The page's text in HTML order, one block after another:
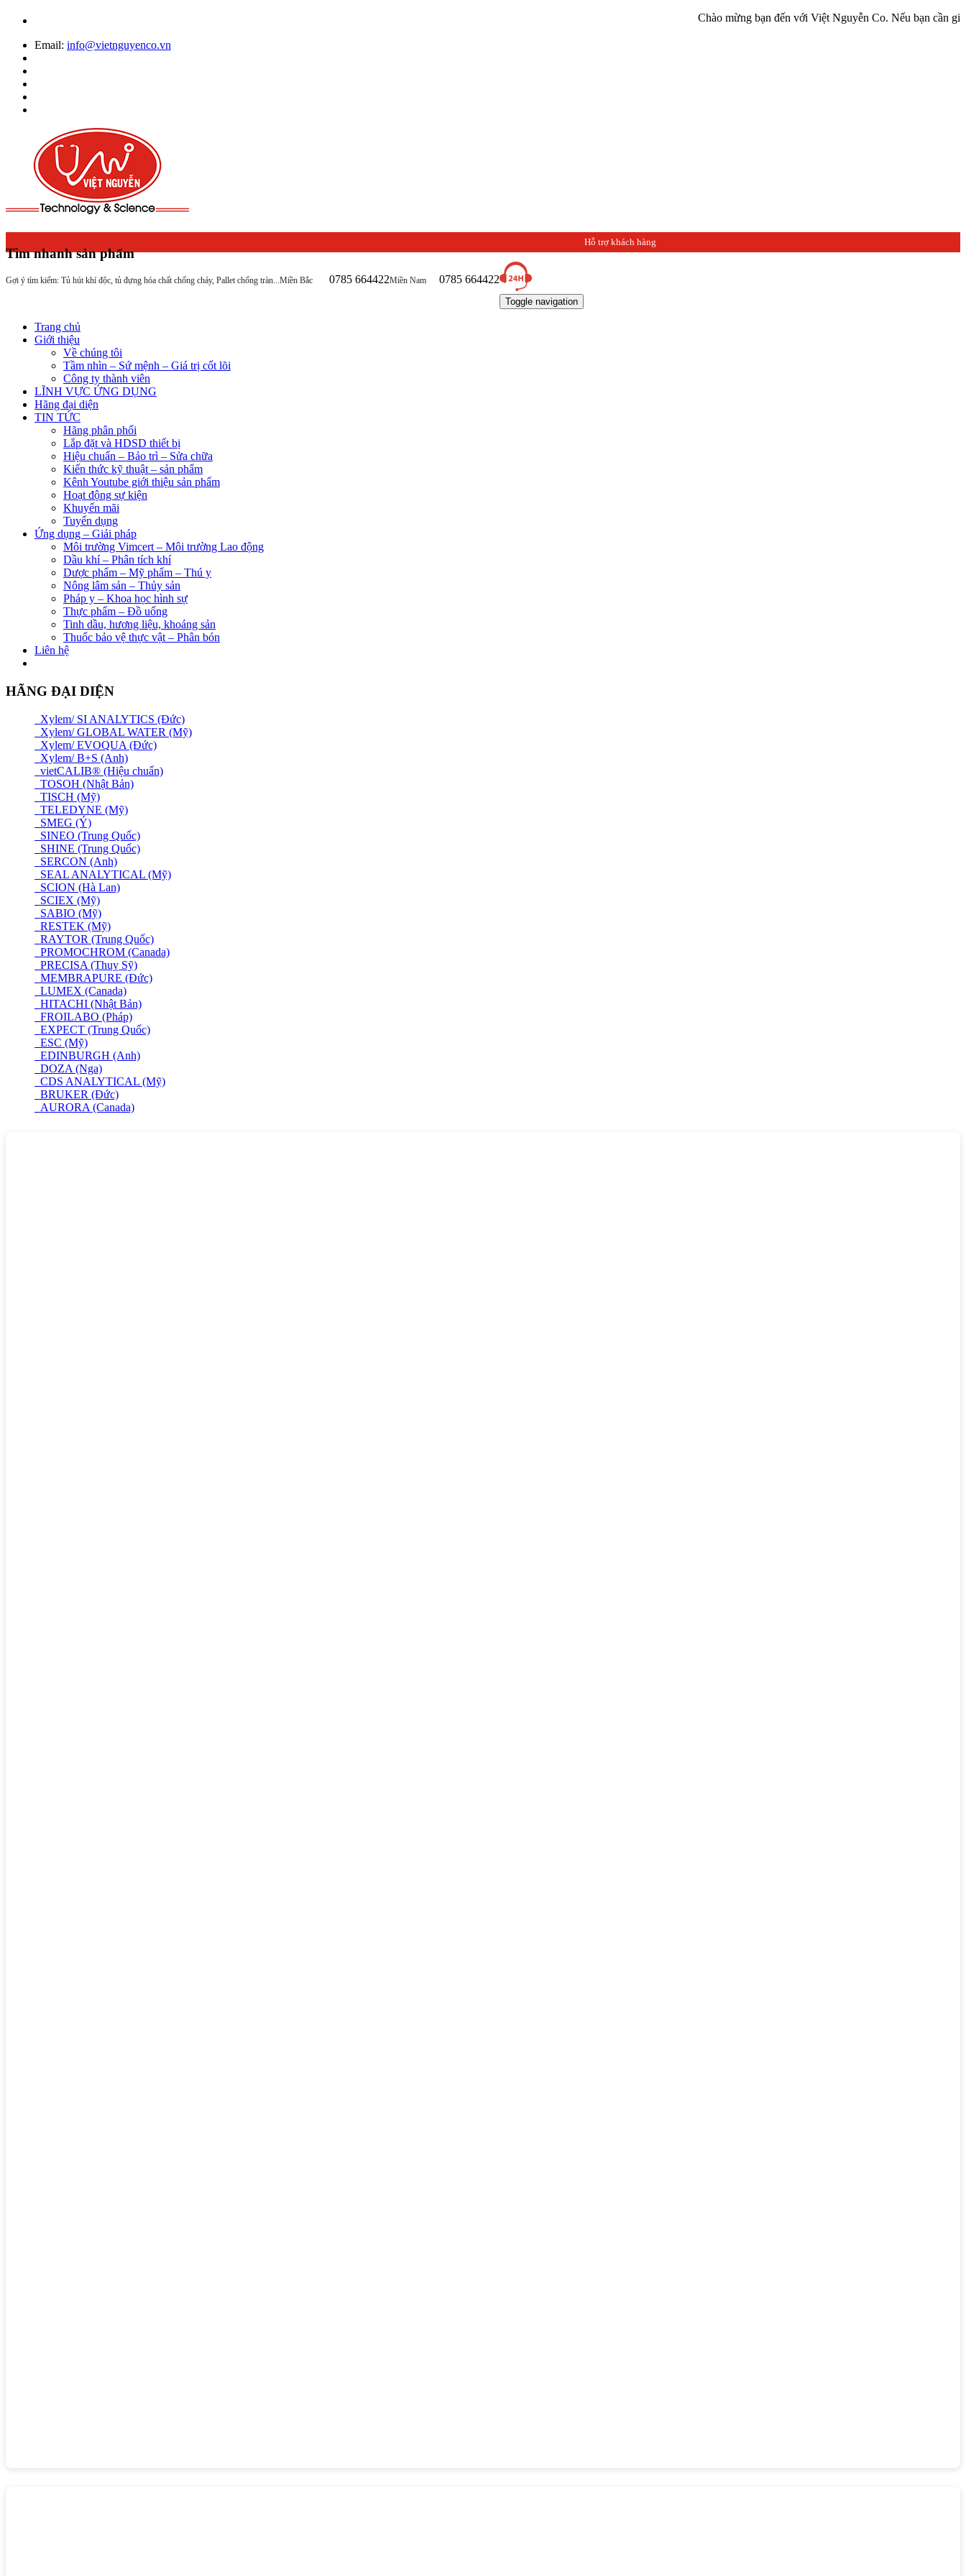
Chào mừng bạn đến với Việt Nguyễn Co. Nếu bạn cần giúp đỡ
Email: info@vietnguyenco.vn
Tìm nhanh sản phẩm
Gợi ý tìm kiếm: Tủ hút khí độc, tủ đựng hóa chất chống cháy, Pallet chống tràn...
Hỗ trợ khách hàng
Miền Bắc 0785 664422Miền Nam 0785 664422
Toggle navigation
Trang chủ
Giới thiệu
Về chúng tôi
Tầm nhìn – Sứ mệnh – Giá trị cốt lõi
Công ty thành viên
LĨNH VỰC ỨNG DỤNG
Hãng đại diện
TIN TỨC
Hãng phân phối
Lắp đặt và HDSD thiết bị
Hiệu chuẩn – Bảo trì – Sửa chữa
Kiến thức kỹ thuật – sản phẩm
Kênh Youtube giới thiệu sản phẩm
Hoạt động sự kiện
Khuyến mãi
Tuyển dụng
Ứng dụng – Giải pháp
Môi trường Vimcert – Môi trường Lao động
Dầu khí – Phân tích khí
Dược phẩm – Mỹ phẩm – Thú y
Nông lâm sản – Thủy sản
Pháp y – Khoa học hình sự
Thực phẩm – Đồ uống
Tinh dầu, hương liệu, khoáng sản
Thuốc bảo vệ thực vật – Phân bón
Liên hệ
HÃNG ĐẠI DIỆN
Xylem/ SI ANALYTICS (Đức)
Xylem/ GLOBAL WATER (Mỹ)
Xylem/ EVOQUA (Đức)
Xylem/ B+S (Anh)
vietCALIB® (Hiệu chuẩn)
TOSOH (Nhật Bản)
TISCH (Mỹ)
TELEDYNE (Mỹ)
SMEG (Ý)
SINEO (Trung Quốc)
SHINE (Trung Quốc)
SERCON (Anh)
SEAL ANALYTICAL (Mỹ)
SCION (Hà Lan)
SCIEX (Mỹ)
SABIO (Mỹ)
RESTEK (Mỹ)
RAYTOR (Trung Quốc)
PROMOCHROM (Canada)
PRECISA (Thuỵ Sỹ)
MEMBRAPURE (Đức)
LUMEX (Canada)
HITACHI (Nhật Bản)
FROILABO (Pháp)
EXPECT (Trung Quốc)
ESC (Mỹ)
EDINBURGH (Anh)
DOZA (Nga)
CDS ANALYTICAL (Mỹ)
BRUKER (Đức)
AURORA (Canada)